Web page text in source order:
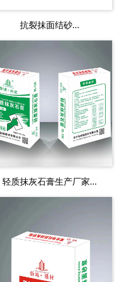
抗裂抹面结砂...
轻质抹灰石膏生产厂家...